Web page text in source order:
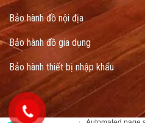
Bảo hành đồ nội địa
Bảo hành đồ gia dụng
Bảo hành thiết bị nhập khẩu